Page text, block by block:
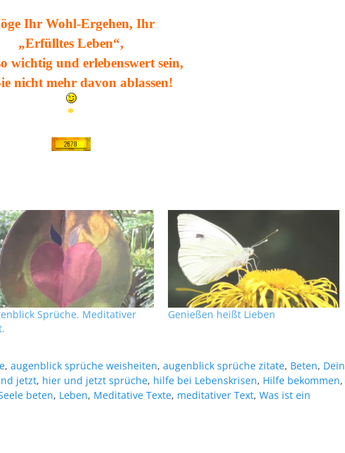
Ihr Wohl-Ergehen, Ihr
„Erfülltes Leben“,
wichtig und erlebenswert sein,
nicht mehr davon ablassen!
*
Sprüche. Meditativer
Genießen heißt Lieben
, augenblick sprüche weisheiten, augenblick sprüche zitate, Beten, Dein
jetzt, hier und jetzt sprüche, hilfe bei Lebenskrisen, Hilfe bekommen,
beten, Leben, Meditative Texte, meditativer Text, Was ist ein